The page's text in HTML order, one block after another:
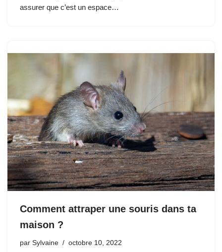
assurer que c’est un espace…
Comment attraper une souris dans ta
maison ?
par Sylvaine octobre 10, 2022